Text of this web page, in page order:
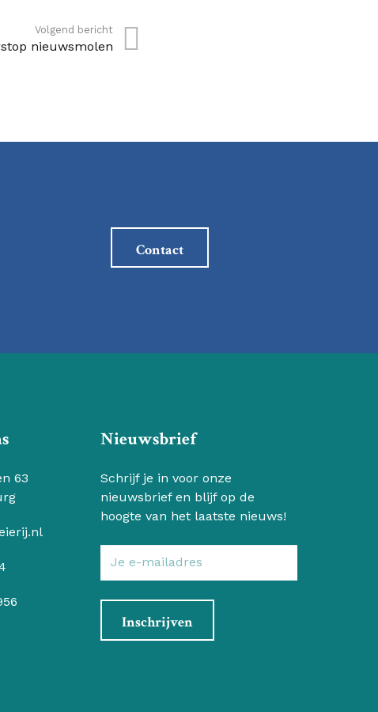
Volgend bericht
nieuwsmolen
Contact
63
Nieuwsbrief
Schrijf je in voor onze
nieuwsbrief en blijf op de
hoogte van het laatste nieuws!